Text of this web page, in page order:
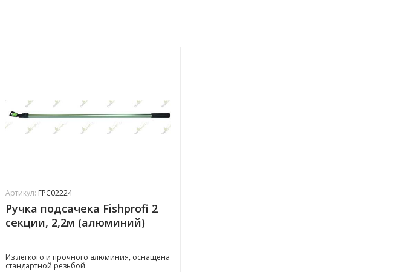
Артикул: FPC02224
Ручка подсачека Fishprofi 2
секции, 2,2м (алюминий)
Из легкого и прочного алюминия, оснащена
стандартной резьбой